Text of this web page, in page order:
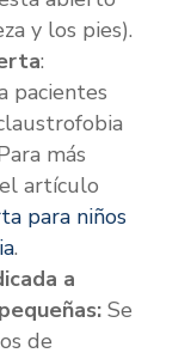
y los pies).
:
pacientes
más
artículo
para niños
.
a
Se
de